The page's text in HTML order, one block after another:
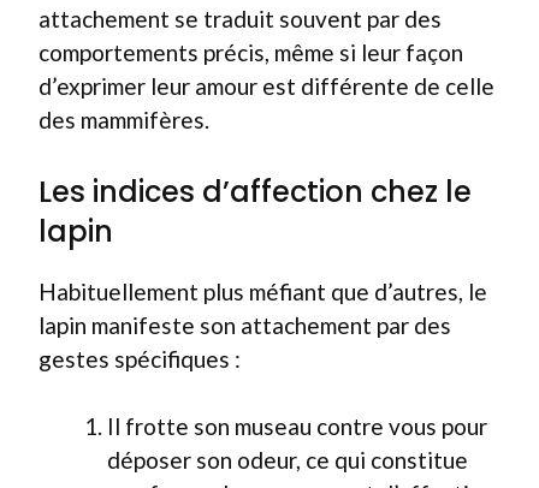
attachement se traduit souvent par des
comportements précis, même si leur façon
d’exprimer leur amour est différente de celle
des mammifères.
Les indices d’affection chez le
lapin
Habituellement plus méfiant que d’autres, le
lapin manifeste son attachement par des
gestes spécifiques :
Il frotte son museau contre vous pour
déposer son odeur, ce qui constitue